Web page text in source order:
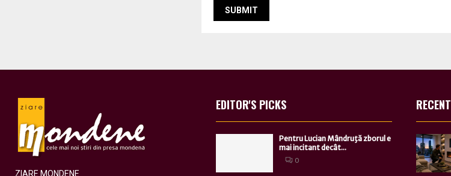
ZIARE MONDENE
EDITOR'S PICKS
Pentru Lucian Mândruţă zborul e
mai incitant decât...
0